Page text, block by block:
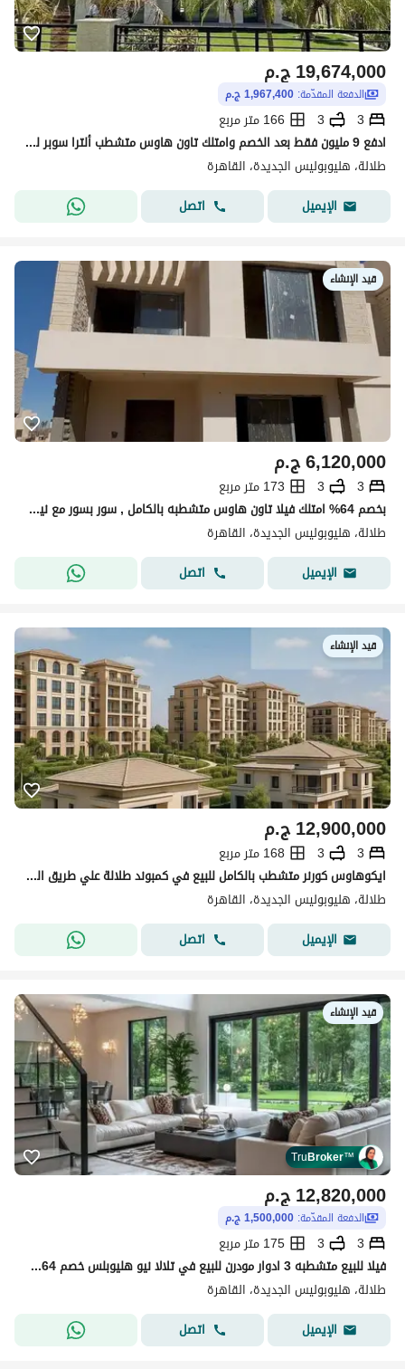
ج.م19,674,000
الدفعة المقدّمة: 1,967,400 ج.م
3
3
166 متر مربع
ادفع 9 مليون فقط بعد الخصم وامتلك تاون هاوس متشطب ألترا سوبر لوكس في تالالا هليوبوليس الجديدة بجوار سوديك ايست و نيو جيزه ودقايق من ايلايا و الشروق
طلالة، هليوبوليس الجديدة، القاهرة
الإيميل
اتصل
قيد الإنشاء
ج.م6,120,000
3
3
173 متر مربع
بخصم 64% امتلك فيلا تاون هاوس متشطبه بالكامل , سور بسور مع نيو جيزه و سوديك ايست و بجوار كارفور الشروق في كمبوند تلالا هليوبوليس الجديده - Talala New
طلالة، هليوبوليس الجديدة، القاهرة
الإيميل
اتصل
قيد الإنشاء
ج.م12,900,000
3
3
168 متر مربع
ايكوهاوس كورنر متشطب بالكامل للبيع في كمبوند طلالة علي طريق السويس دايركت بمقدم 5% و تقسيط علي 10 سنوات بدون فوائد
طلالة، هليوبوليس الجديدة، القاهرة
الإيميل
اتصل
قيد الإنشاء
TruBroker™
ج.م12,820,000
الدفعة المقدّمة: 1,500,000 ج.م
3
3
175 متر مربع
فيلا للبيع متشطبه 3 ادوار مودرن للبيع في تلالا نيو هليوبلس خصم 64% و مقدم تعاقد مليون و نصف و تقسيط مريح حتي 10 سنوات متساوي بدون فوايد
طلالة، هليوبوليس الجديدة، القاهرة
الإيميل
اتصل